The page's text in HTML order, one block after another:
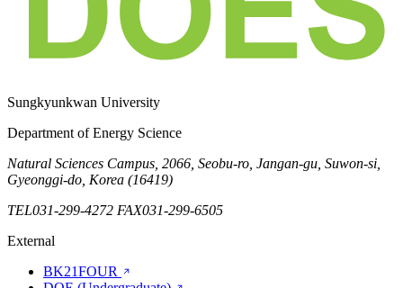
Sungkyunkwan University
Department of Energy Science
Natural Sciences Campus, 2066, Seobu-ro, Jangan-gu, Suwon-si,
Gyeonggi-do, Korea (16419)
TEL031-299-4272 FAX031-299-6505
External
BK21FOUR